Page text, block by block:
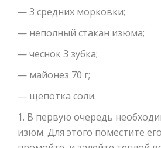
— 3 средних морковки;
— неполный стакан изюма;
— чеснок 3 зубка;
— майонез 70 г;
— щепотка соли.
1. В первую очередь
изюм. Для этого поместите